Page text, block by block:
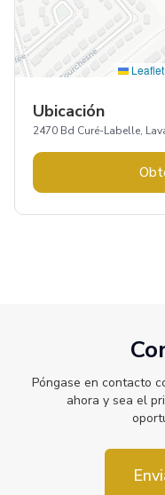
Leaflet
Ubicación
2470 Bd Curé-Labelle,
Póngase en contacto
ahora y sea el